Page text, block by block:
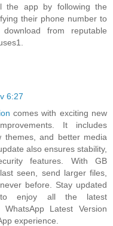
the app by following the
their phone number to
from reputable
6:27
comes with exciting new
It includes
themes, and better media
also ensures stability,
features. With GB
seen, send larger files,
before. Stay updated
enjoy all the latest
Latest Version
experience.